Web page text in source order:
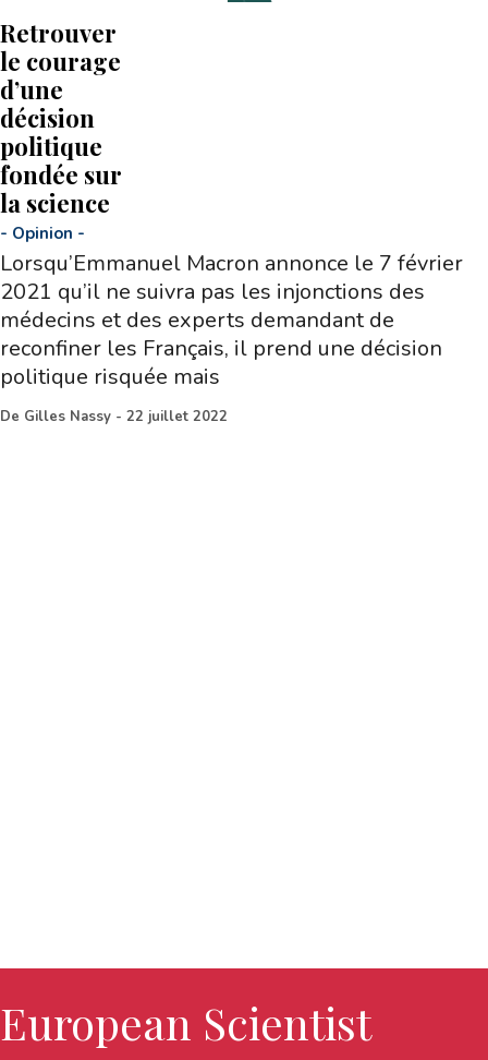
Retrouver
le courage
d’une
décision
politique
fondée sur
la science
- Opinion -
Lorsqu’Emmanuel Macron annonce le 7 février
2021 qu’il ne suivra pas les injonctions des
médecins et des experts demandant de
reconfiner les Français, il prend une décision
politique risquée mais
De Gilles Nassy - 22 juillet 2022
European Scientist